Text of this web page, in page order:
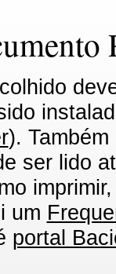
).
ser lido
um
portal